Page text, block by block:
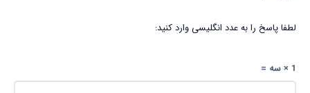
لطفا پاسخ را به عدد انگلیسی وارد کنید:
1 × سه =